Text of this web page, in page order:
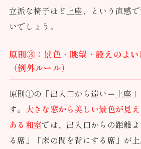
立派な椅子ほど上座、という直感
いでしょう。
原則③：景色・眺望・設えのよい
（例外ルール）
原則①の「出入口から遠い＝上座
す。 大きな窓から美しい景色が見
ある和室では、出入口からの距離
る席」「床の間を背にする席」が